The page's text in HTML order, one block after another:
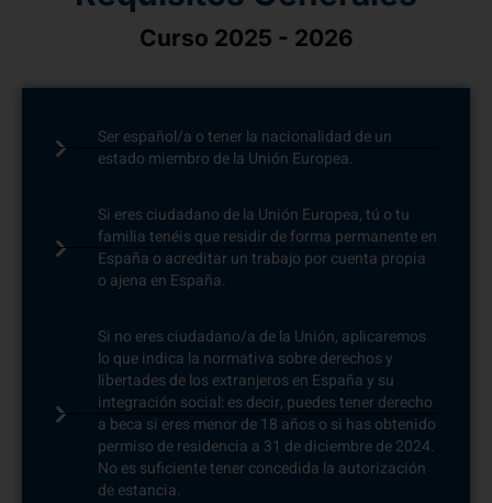
Curso 2025 - 2026
Ser español/a o tener la nacionalidad de un
estado miembro de la Unión Europea.
Si eres ciudadano de la Unión Europea, tú o tu
familia tenéis que residir de forma permanente en
España o acreditar un trabajo por cuenta propia
o ajena en España.
Si no eres ciudadano/a de la Unión, aplicaremos
lo que indica la normativa sobre derechos y
libertades de los extranjeros en España y su
integración social: es decir, puedes tener derecho
a beca si eres menor de 18 años o si has obtenido
permiso de residencia a 31 de diciembre de 2024.
No es suficiente tener concedida la autorización
de estancia.